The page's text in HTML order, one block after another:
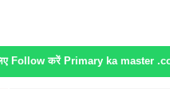
Follow करें Primary ka master